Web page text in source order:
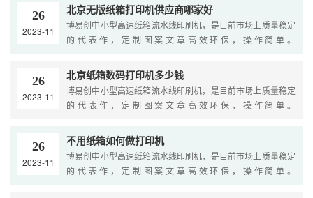
26
2023-11
北京无版纸箱打印机供应商哪家好
博易创中小型高速纸箱流水线印刷机，是目前市场上质量稳定
的代表作，定制图案文章高效环保，操作简单。
26
2023-11
北京纸箱数码打印机多少钱
博易创中小型高速纸箱流水线印刷机，是目前市场上质量稳定
的代表作，定制图案文章高效环保，操作简单。
26
2023-11
不用纸箱如何做打印机
博易创中小型高速纸箱流水线印刷机，是目前市场上质量稳定
的代表作，定制图案文章高效环保，操作简单。